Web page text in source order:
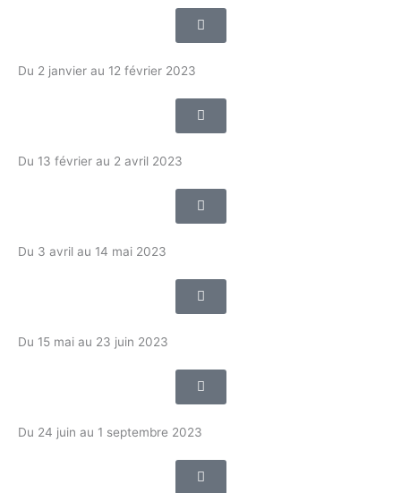
Du 2 janvier au 12 février 2023
Du 13 février au 2 avril 2023
Du 3 avril au 14 mai 2023
Du 15 mai au 23 juin 2023
Du 24 juin au 1 septembre 2023